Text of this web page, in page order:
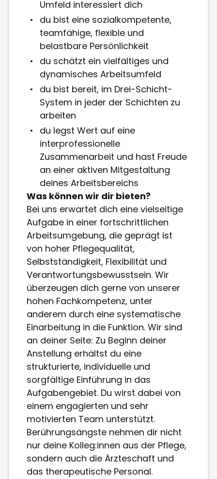
Umfeld interessiert dich
du bist eine sozialkompetente,
teamfähige, flexible und
belastbare Persönlichkeit
du schätzt ein vielfältiges und
dynamisches Arbeitsumfeld
du bist bereit, im Drei-Schicht-
System in jeder der Schichten zu
arbeiten
du legst Wert auf eine
interprofessionelle
Zusammenarbeit und hast Freude
an einer aktiven Mitgestaltung
deines Arbeitsbereichs
Was können wir dir bieten?
Bei uns erwartet dich eine vielseitige
Aufgabe in einer fortschrittlichen
Arbeitsumgebung, die geprägt ist
von hoher Pflegequalität,
Selbstständigkeit, Flexibilität und
Verantwortungsbewusstsein. Wir
überzeugen dich gerne von unserer
hohen Fachkompetenz, unter
anderem durch eine systematische
Einarbeitung in die Funktion. Wir sind
an deiner Seite: Zu Beginn deiner
Anstellung erhältst du eine
strukturierte, individuelle und
sorgfältige Einführung in das
Aufgabengebiet. Du wirst dabei von
einem engagierten und sehr
motivierten Team unterstützt.
Berührungsängste nehmen dir nicht
nur deine Kolleg:innen aus der Pflege,
sondern auch die Ärzteschaft und
das therapeutische Personal.